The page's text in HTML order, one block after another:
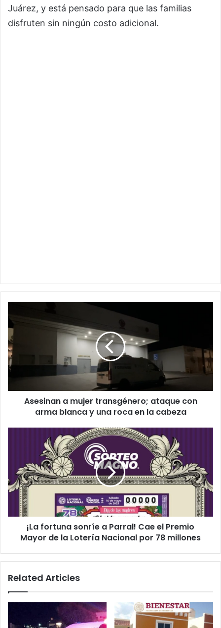
Juárez, y está pensado para que las familias
disfruten sin ningún costo adicional.
a
mujer
transgénero;
ataque
con
arma
blanca
y
Asesinan a mujer transgénero; ataque con
arma blanca y una roca en la cabeza
Parral!
Cae
el
Premio
Mayor
Nacional
78
¡La fortuna sonríe a Parral! Cae el Premio
Mayor de la Lotería Nacional por 78 millones
Related Articles